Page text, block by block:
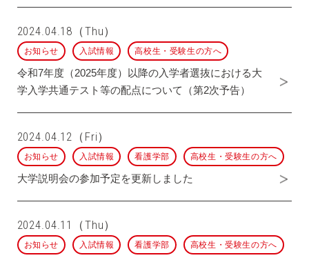
2024.04.18（Thu）
お知らせ 入試情報 高校生・受験生の方へ
令和7年度（2025年度）以降の入学者選抜における大
学入学共通テスト等の配点について（第2次予告）
2024.04.12（Fri）
お知らせ 入試情報 看護学部 高校生・受験生の方へ
大学説明会の参加予定を更新しました
2024.04.11（Thu）
お知らせ 入試情報 看護学部 高校生・受験生の方へ